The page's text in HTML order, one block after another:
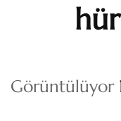
Görüntülüyor